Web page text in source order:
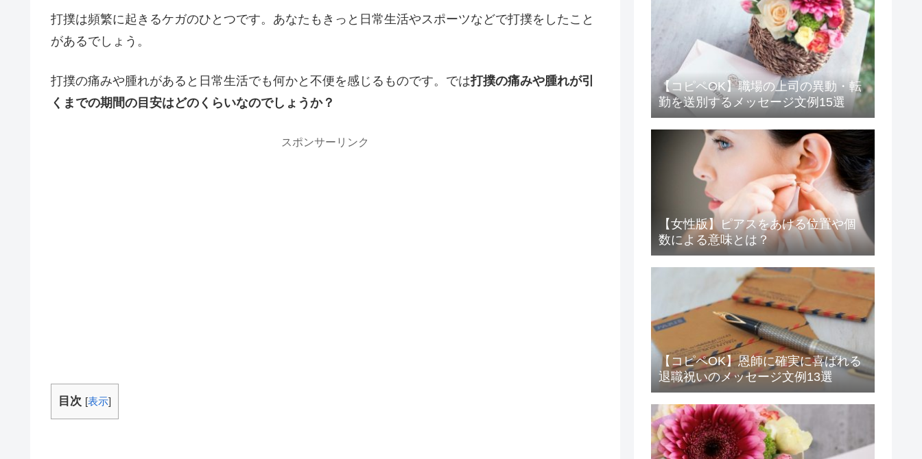
打撲は頻繁に起きるケガのひとつです。あなたもきっと日常生活やスポーツなどで打撲をしたこと
があるでしょう。
打撲の痛みや腫れがあると日常生活でも何かと不便を感じるものです。では打撲の痛みや腫れが引
くまでの期間の目安はどのくらいなのでしょうか？
スポンサーリンク
目次 [表示]
【コピペOK】職場の上司の異動・転
勤を送別するメッセージ文例15選
【女性版】ピアスをあける位置や個
数による意味とは？
【コピペOK】恩師に確実に喜ばれる
退職祝いのメッセージ文例13選